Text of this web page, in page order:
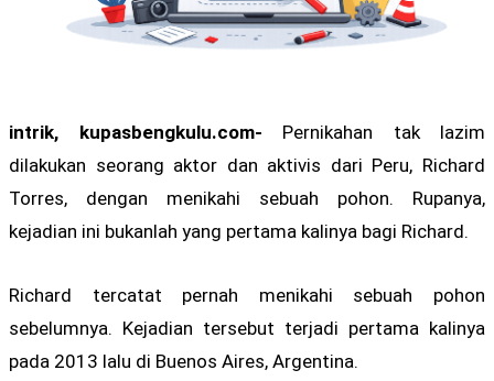
intrik, kupasbengkulu.com- Pernikahan tak lazim
dilakukan seorang aktor dan aktivis dari Peru, Richard
Torres, dengan menikahi sebuah pohon. Rupanya,
kejadian ini bukanlah yang pertama kalinya bagi Richard.
Richard tercatat pernah menikahi sebuah pohon
sebelumnya. Kejadian tersebut terjadi pertama kalinya
pada 2013 lalu di Buenos Aires, Argentina.